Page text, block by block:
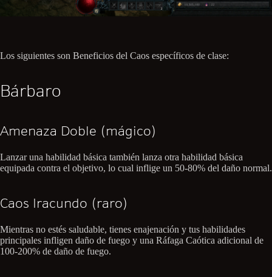
Los siguientes son Beneficios del Caos específicos de clase:
Bárbaro
Amenaza Doble (mágico)
Lanzar una habilidad básica también lanza otra habilidad básica
equipada contra el objetivo, lo cual inflige un 50-80% del daño normal.
Caos Iracundo (raro)
Mientras no estés saludable, tienes enajenación y tus habilidades
principales infligen daño de fuego y una Ráfaga Caótica adicional de
100-200% de daño de fuego.